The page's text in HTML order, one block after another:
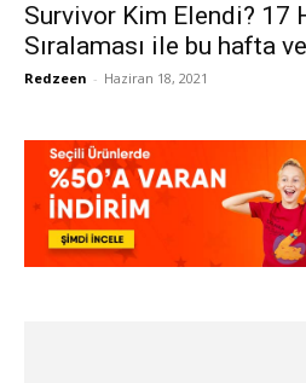
Survivor Kim Elendi? 17
Sıralaması ile bu hafta
Redzeen - Haziran 18, 2021